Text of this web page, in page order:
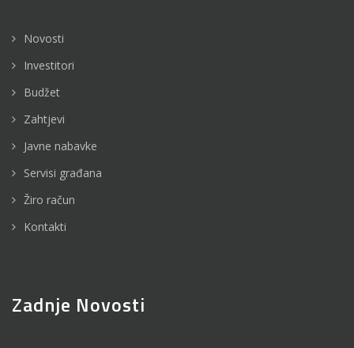
Novosti
Investitori
Budžet
Zahtjevi
Javne nabavke
Servisi građana
Žiro račun
Kontakti
Zadnje Novosti